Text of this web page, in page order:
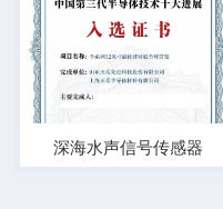
深海水声信号传感器